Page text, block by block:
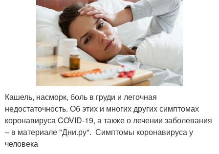
Кашель, насморк, боль в груди и легочная
недостаточность. Об этих и многих других симптомах
коронавируса COVID-19, а также о лечении заболевания
– в материале "Дни.ру". Симптомы коронавируса у
человека